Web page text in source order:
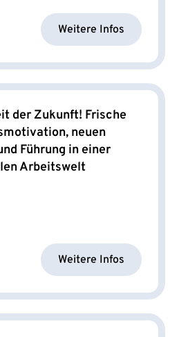
Weitere Infos
der Zukunft! Frische
neuen
Führung in einer
Arbeitswelt
Weitere Infos